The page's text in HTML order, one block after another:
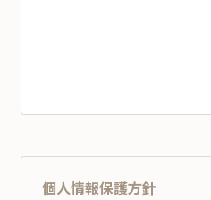
個人情報保護方針